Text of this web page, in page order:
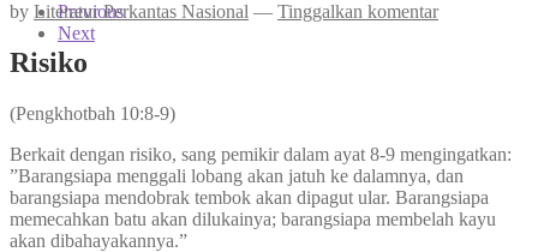
Previous
Next
by Literatur Perkantas Nasional — Tinggalkan komentar
Risiko
(Pengkhotbah 10:8-9)
Berkait dengan risiko, sang pemikir dalam ayat 8-9 mengingatkan:
”Barangsiapa menggali lobang akan jatuh ke dalamnya, dan
barangsiapa mendobrak tembok akan dipagut ular. Barangsiapa
memecahkan batu akan dilukainya; barangsiapa membelah kayu
akan dibahayakannya.”